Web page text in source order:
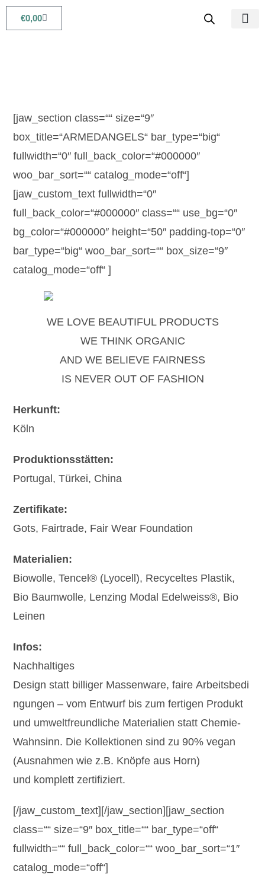
€0,00
[jaw_section class=““ size=“9″
box_title=“ARMEDANGELS“ bar_type=“big“
fullwidth=“0″ full_back_color=“#000000″
woo_bar_sort=““ catalog_mode=“off“]
[jaw_custom_text fullwidth=“0″
full_back_color=“#000000″ class=““ use_bg=“0″
bg_color=“#000000″ height=“50″ padding-top=“0″
bar_type=“big“ woo_bar_sort=““ box_size=“9″
catalog_mode=“off“ ]
WE LOVE BEAUTIFUL PRODUCTS
WE THINK ORGANIC
AND WE BELIEVE FAIRNESS
IS NEVER OUT OF FASHION
Herkunft:
Köln
Produktionsstätten:
Portugal, Türkei, China
Zertifikate:
Gots, Fairtrade, Fair Wear Foundation
Materialien:
Biowolle, Tencel® (Lyocell), Recyceltes Plastik,
Bio Baumwolle, Lenzing Modal Edelweiss®, Bio
Leinen
Infos:
Nachhaltiges
Design statt billiger Massenware, faire Arbeitsbedi
ngungen – vom Entwurf bis zum fertigen Produkt
und umweltfreundliche Materialien statt Chemie-
Wahnsinn. Die Kollektionen sind zu 90% vegan
(Ausnahmen wie z.B. Knöpfe aus Horn)
und komplett zertifiziert.
[/jaw_custom_text][/jaw_section][jaw_section
class=““ size=“9″ box_title=““ bar_type=“off“
fullwidth=““ full_back_color=““ woo_bar_sort=“1″
catalog_mode=“off“]